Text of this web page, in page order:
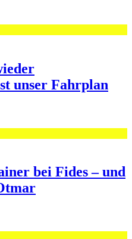
unser Fahrplan
bei Fides – und